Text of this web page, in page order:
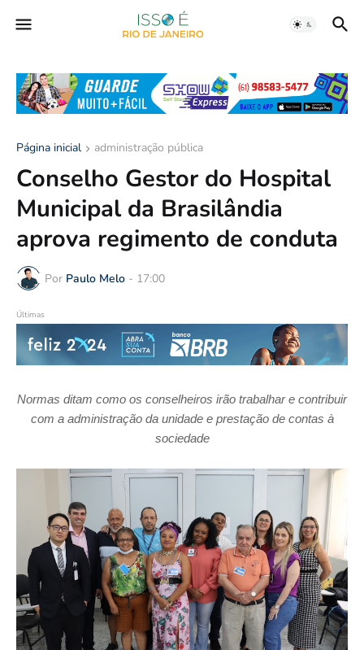
Página inicial administração pública
Conselho Gestor do Hospital
Municipal da Brasilândia
aprova regimento de conduta
Por Paulo Melo - 17:00
Últimas
Normas ditam como os conselheiros irão trabalhar e contribuir
com a administração da unidade e prestação de contas à
sociedade